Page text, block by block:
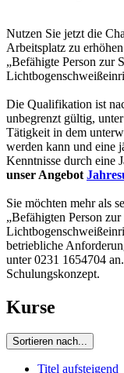
Nutzen Sie jetzt die
Arbeitsplatz zu
„Befähigte Person zur
Die Qualifikation ist
unbegrenzt gültig,
Tätigkeit in dem
werden kann und eine
Kenntnisse durch eine
unser Angebot
Sie möchten mehr als
„Befähigten Person
betriebliche
unter 0231 1654704
Schulungskonzept.
Kurse
Sortieren nach...
Titel aufsteigend